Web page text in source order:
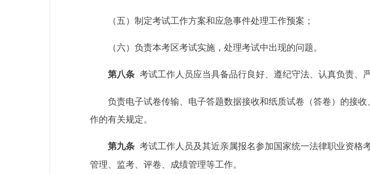
（五）制定考试工作方案和应急事件处理工作预案；
（六）负责本考区考试实施，处理考试中出现的问题。
第八条 考试工作人员应当具备品行良好、遵纪守法、认真负责、
负责电子试卷传输、电子答题数据接收和纸质试卷（答卷）的接
作的有关规定。
第九条 考试工作人员及其近亲属报名参加国家统一法律职业资格
管理、监考、评卷、成绩管理等工作。